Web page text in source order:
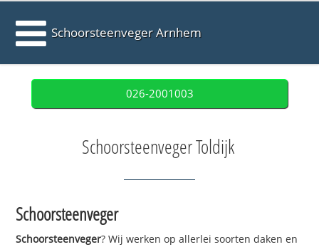
Schoorsteenveger Arnhem
026-2001003
Schoorsteenveger Toldijk
Schoorsteenveger
Schoorsteenveger? Wij werken op allerlei soorten daken en